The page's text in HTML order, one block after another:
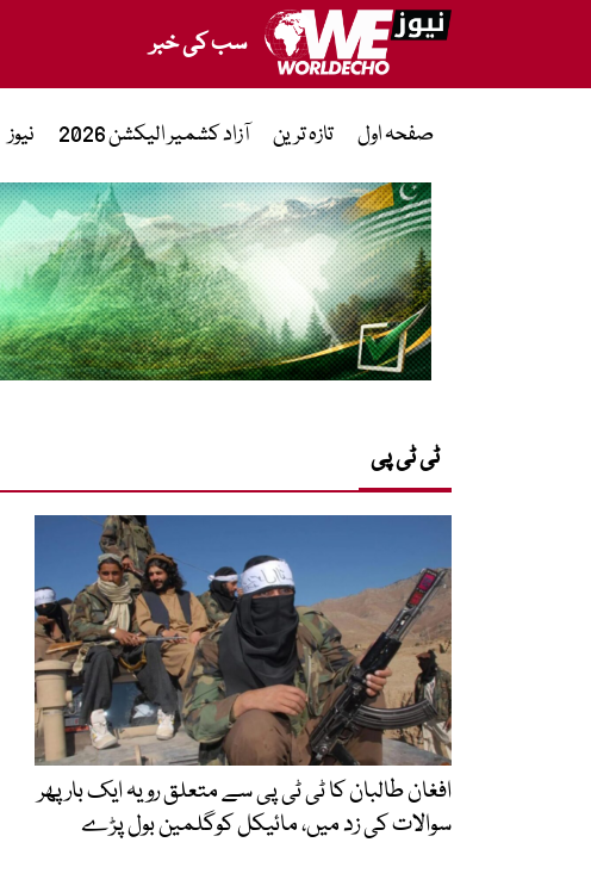
سب کی خبر
صفحہ اول تازہ ترین آزاد کشمیر الیکشن 2026 نیوز
ٹی ٹی پی
افغان طالبان کا ٹی ٹی پی سے متعلق رویہ ایک بار پھر
سوالات کی زد میں، مائیکل کوگلمین بول پڑے